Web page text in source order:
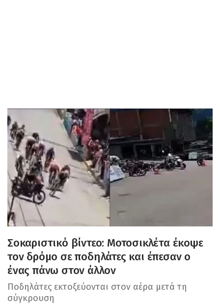
Σοκαριστικό βίντεο: Μοτοσικλέτα έκοψε
τον δρόμο σε ποδηλάτες και έπεσαν ο
ένας πάνω στον άλλον
Ποδηλάτες εκτοξεύονται στον αέρα μετά τη
σύγκρουση